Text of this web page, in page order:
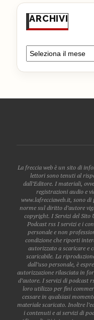
ARCHIVI
La freccia web è un sito di
lettori sono tenuti al
dall’Editore. I materiali,
registrazioni audio e
www.lafrecciaweb.it, sono
norme sul diritto d’autore
copyright. I Servizi del
Podcast rss I servizi e i
personale e non
condizione che riporti
autorizzato a scaricare e
scaricabile. La
dall’uso personale, è
autorizzazione rilasciata in
d’autore. I servizi di podcast
loro utilizzo per fini
cessare in qualsiasi
materiale scaricato. Inoltre
i contenuti e ai servizi di